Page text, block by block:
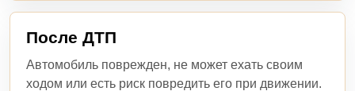
После ДТП
Автомобиль поврежден, не может ехать своим
ходом или есть риск повредить его при движении.